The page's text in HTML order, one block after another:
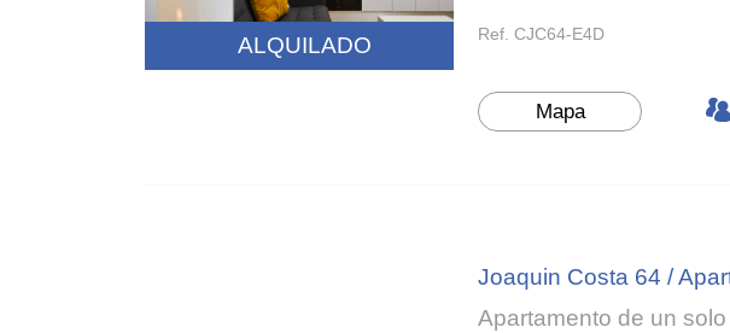
ALQUILADO Ref. CJC64-E4D
Mapa
Joaquin Costa 64 /
Apartamento de un